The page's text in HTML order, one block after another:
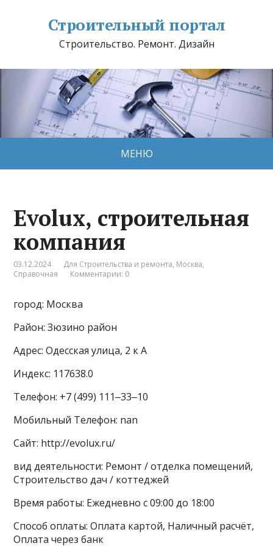
Строительный портал
Строительство. Ремонт. Дизайн
МЕНЮ
Evolux, строительная
компания
03.12.2024 Для Строительства и ремонта, Москва,
Справочная
Комментарии: 0
город: Москва
Район: Зюзино район
Адрес: Одесская улица, 2 к A
Индекс: 117638.0
Телефон: +7 (499) 111‒33‒10
Мобильный Телефон: nan
Сайт: http://evolux.ru/
вид деятельности: Ремонт / отделка помещений,
Строительство дач / коттеджей
Время работы: Ежедневно с 09:00 до 18:00
Способ оплаты: Оплата картой, Наличный расчёт,
Оплата через банк